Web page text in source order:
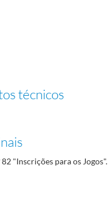
técnicos
"Inscrições para os Jogos".